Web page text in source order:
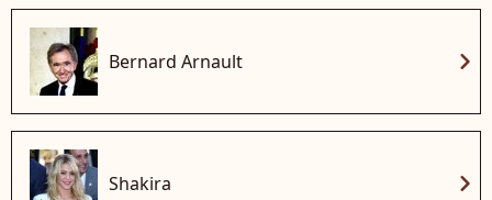
Bernard Arnault chevron_right
Shakira chevron_right